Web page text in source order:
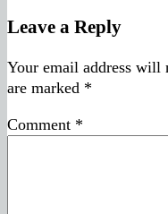
Leave a Reply
Your email address will
are marked *
Comment *